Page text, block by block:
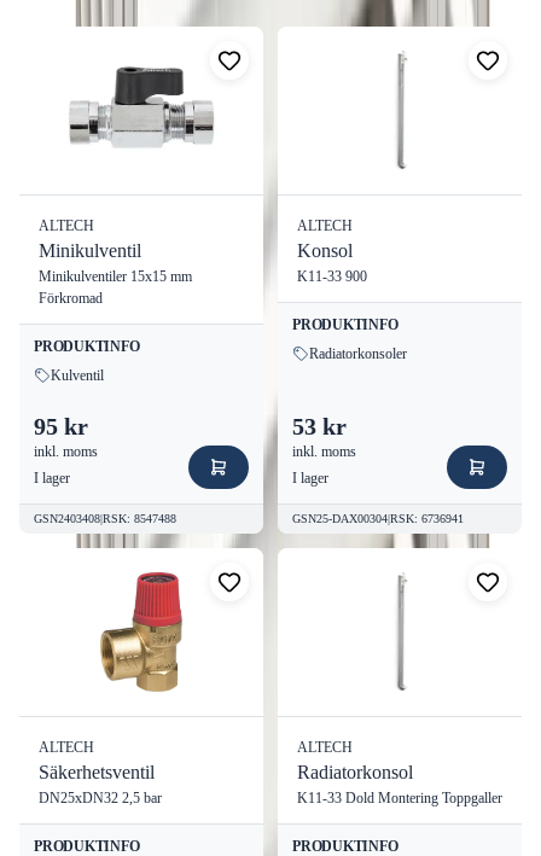
ALTECH
Minikulventil
Minikulventiler 15x15 mm
Förkromad
PRODUKTINFO
Kulventil
95 kr
inkl. moms
I lager
GSN2403408|RSK: 8547488
ALTECH
Konsol
K11-33 900
PRODUKTINFO
Radiatorkonsoler
53 kr
inkl. moms
I lager
GSN25-DAX00304|RSK: 6736941
ALTECH
Säkerhetsventil
DN25xDN32 2,5 bar
PRODUKTINFO
ALTECH
Radiatorkonsol
K11-33 Dold Montering Toppgaller
PRODUKTINFO